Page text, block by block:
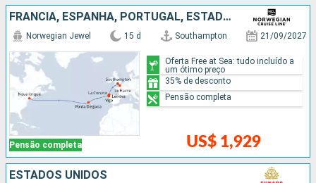
FRANCIA, ESPANHA, PORTUGAL, ESTADOS UNIDOS
Pensão completa
Norwegian Jewel 15 d Southampton 21/09/2027
US$ 1,929
Oferta Free at Sea: tudo incluído a
um ótimo preço
35% de desconto
Pensão completa
ESTADOS UNIDOS